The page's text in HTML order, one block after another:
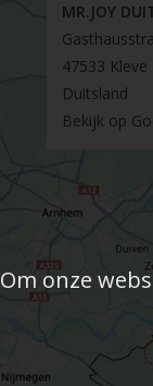
MR.JOY
47533 Kleve
Duitsland
Bekijk op
Om onze